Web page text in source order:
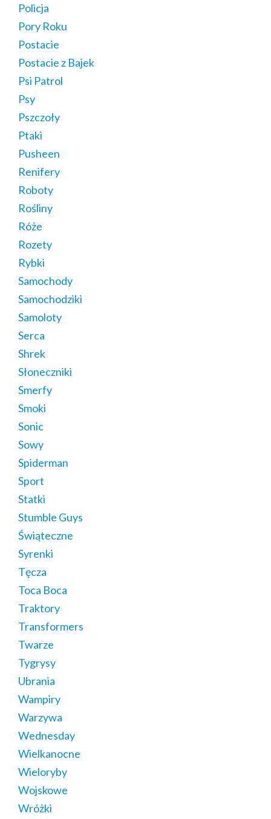
Policja
Pory Roku
Postacie
Postacie z Bajek
Psi Patrol
Psy
Pszczoły
Ptaki
Pusheen
Renifery
Roboty
Rośliny
Róże
Rozety
Rybki
Samochody
Samochodziki
Samoloty
Serca
Shrek
Słoneczniki
Smerfy
Smoki
Sonic
Sowy
Spiderman
Sport
Statki
Stumble Guys
Świąteczne
Syrenki
Tęcza
Toca Boca
Traktory
Transformers
Twarze
Tygrysy
Ubrania
Wampiry
Warzywa
Wednesday
Wielkanocne
Wieloryby
Wojskowe
Wróżki